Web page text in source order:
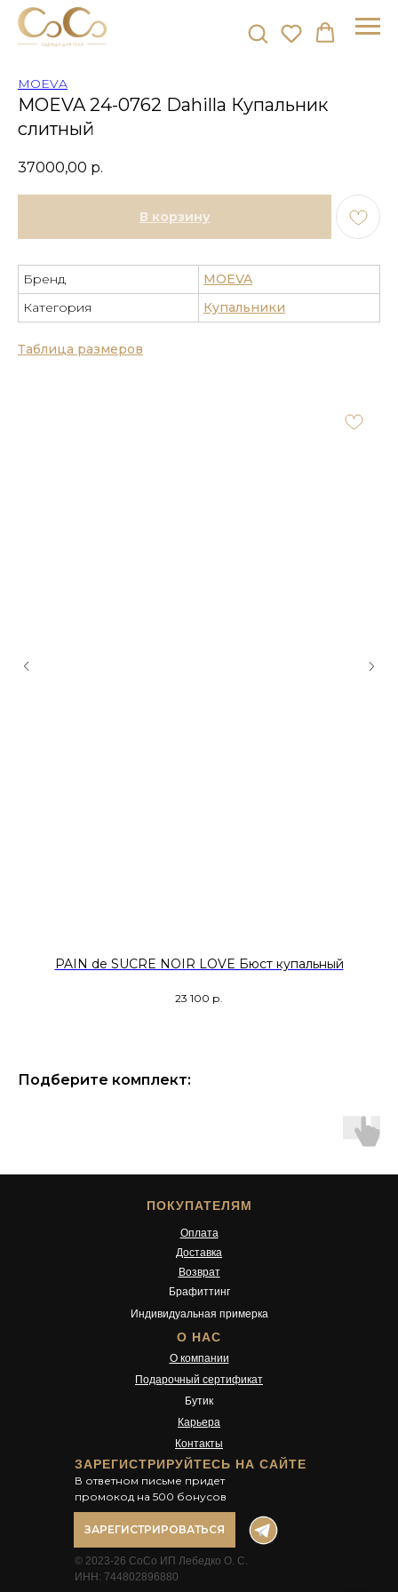
MOEVA 24-0762 Dahilla Купальник
слитный
MOEVA
37000,00 р.
В корзину
Таблица размеров
Бренд
MOEVA
Категория
Купальники
PAIN de SUCRE NOIR LOVE Бюст купальный
23 100 р.
Подберите комплект:
ПОКУПАТЕЛЯМ
О НАС
© 2023-26 CoCo ИП Лебедко О. С.
ИНН: 744802896880
ЗАРЕГИСТРИРУЙТЕСЬ НА САЙТЕ
В ответном письме придет
промокод на 500 бонусов
Оплата
Доставка
Брафиттинг
Индивидуальная примерка
Возврат
Подарочный сертификат
О компании
Бутик
Карьера
ЗАРЕГИСТРИРОВАТЬСЯ
Контакты